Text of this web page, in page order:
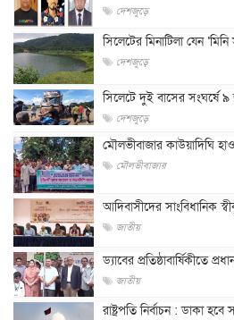
দেশজুড়ে
সিলেটের মিনাটিলা যেন ‘মিনি
দেশজুড়ে
সিলেটে দুই বাসের সংঘর্ষে ৯
দেশজুড়ে
মৌলভীবাজার কাউয়াদিঘি
মৌলভীবাজার
আদিবাসীদের সাংবিধানিক
জাতীয়
ড্যাবের প্রতিষ্ঠাবার্ষিকীতে
জাতীয়
রাষ্ট্রপতি নির্বাচন : ডাকা